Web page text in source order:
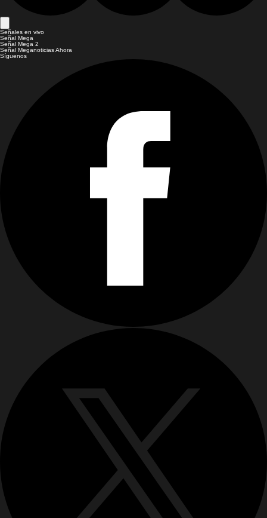
Señales en vivo
Señal Mega
Señal Mega 2
Señal Meganoticias Ahora
Síguenos